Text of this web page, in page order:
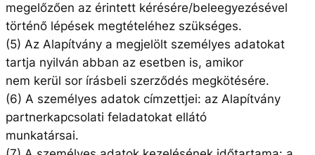
megelőzően az érintett kérésére/beleegyezésével
történő lépések megtételéhez szükséges.
(5) Az Alapítvány a megjelölt személyes adatokat
tartja nyilván abban az esetben is, amikor
nem kerül sor írásbeli szerződés megkötésére.
(6) A személyes adatok címzettjei: az Alapítvány
partnerkapcsolati feladatokat ellátó
munkatársai.